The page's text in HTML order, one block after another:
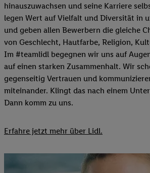
hinauszuwachsen und seine Karriere
legen Wert auf Vielfalt und Diversität in
und geben allen Bewerbern die gleiche
von Geschlecht, Hautfarbe, Religion,
Im #teamlidl begegnen wir uns auf
auf einen starken Zusammenhalt. Wir
gegenseitig Vertrauen und
miteinander. Klingt das nach einem
Dann komm zu uns.​
Erfahre jetzt mehr über Lidl.